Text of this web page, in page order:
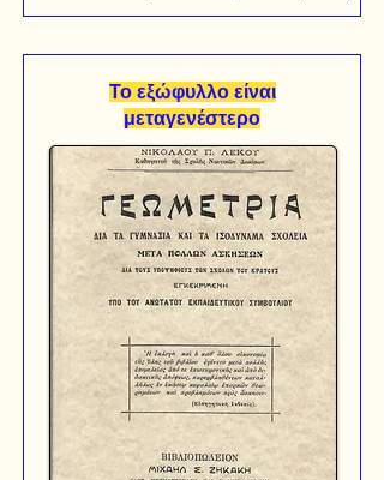
Το εξώφυλλο είναι
μεταγενέστερο